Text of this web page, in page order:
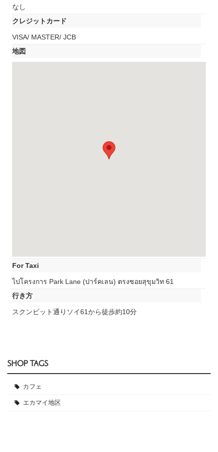
なし
クレジットカード
VISA/ MASTER/ JCB
地図
For Taxi
ไปโครงการ Park Lane (ปาร์คเลน) ตรงซอยสุขุมวิท 61
行き方
スクンビット通りソイ61から徒歩約10分
SHOP TAGS
カフェ
エカマイ地区